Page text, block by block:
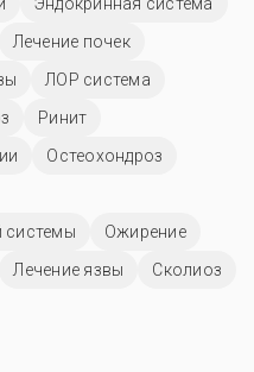
Эндокринная система
Лечение почек
ЛОР система
Ринит
Остеохондроз
системы
Ожирение
Лечение язвы
Сколиоз